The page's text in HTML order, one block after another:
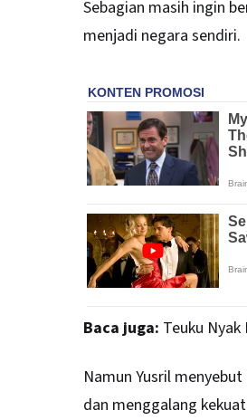
Sebagian masih ingin
menjadi negara sendiri.
Baca juga: Teuku
Namun Yusril
dan menggalang